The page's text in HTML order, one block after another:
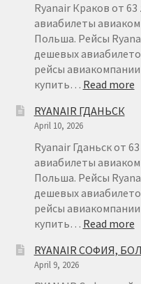
Ryanair Краков от
авиабилеты
Польша. Рейсы
дешевых
рейсы
купить… Read more:
RYANAIR ГДАНЬСК
April 10, 2026
Ryanair Гданьск от
авиабилеты
Польша. Рейсы
дешевых
рейсы
купить… Read more:
RYANAIR СОФИЯ,
April 9, 2026